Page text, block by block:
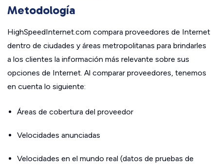
Metodología
HighSpeedInternet.com compara proveedores de Internet
dentro de ciudades y áreas metropolitanas para brindarles
a los clientes la información más relevante sobre sus
opciones de Internet. Al comparar proveedores, tenemos
en cuenta lo siguiente:
Áreas de cobertura del proveedor
Velocidades anunciadas
Velocidades en el mundo real (datos de pruebas de